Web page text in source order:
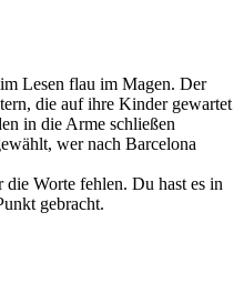
Lesen flau im Magen. Der
die auf ihre Kinder gewartet
in die Arme schließen
wer nach Barcelona
Worte fehlen. Du hast es in
gebracht.